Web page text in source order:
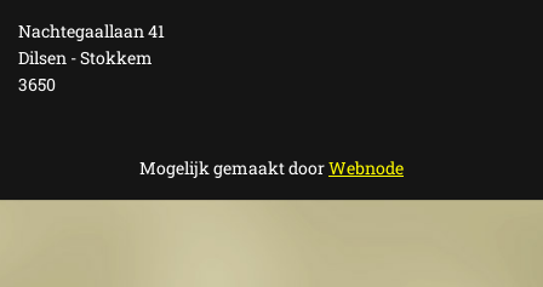
Nachtegaallaan 41
Dilsen - Stokkem
3650
Mogelijk gemaakt doorWebnode